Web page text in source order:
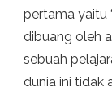
pertama yaitu
dibuang oleh
sebuah
dunia ini tidak